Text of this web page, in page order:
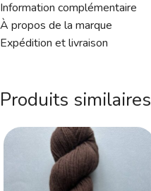
Information complémentaire
À propos de la marque
Expédition et livraison
Produits similaires